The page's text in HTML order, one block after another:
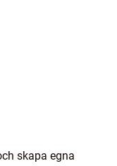
skapa egna